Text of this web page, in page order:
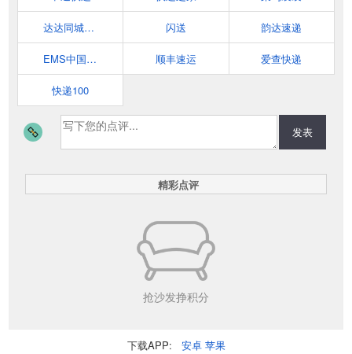
达达同城快递 闪送 韵达速递
EMS中国邮政速递物流 顺丰速运 爱查快递
快递100
发表
精彩点评
抢沙发挣积分
下载APP: 安卓 苹果